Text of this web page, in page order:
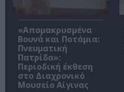
«Απομακρυσμένα
Βουνά και Ποτάμια:
Πνευματική
Πατρίδα»:
Περιοδική έκθεση
στο Διαχρονικό
Μουσείο Αίγινας